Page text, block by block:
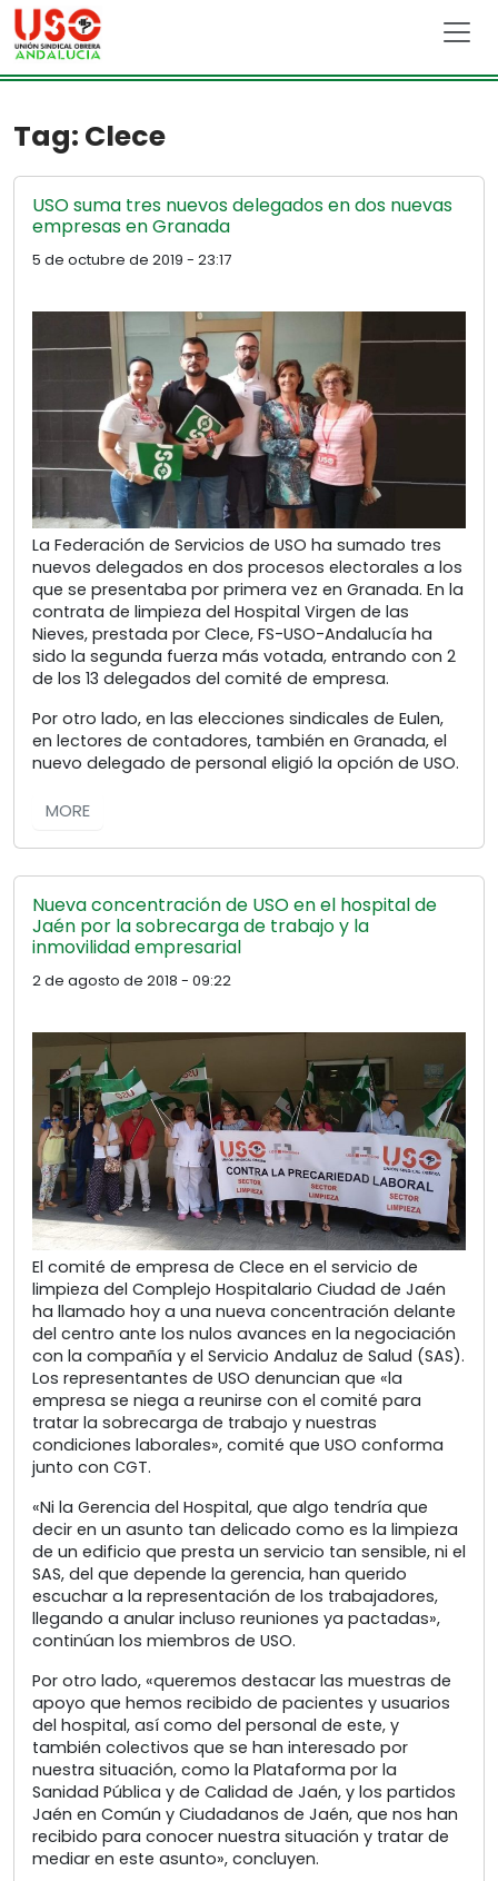
Skip to main content
Tag: Clece
USO suma tres nuevos delegados en dos nuevas
empresas en Granada
5 de octubre de 2019 - 23:17
La Federación de Servicios de USO ha sumado tres
nuevos delegados en dos procesos electorales a los
que se presentaba por primera vez en Granada. En la
contrata de limpieza del Hospital Virgen de las
Nieves, prestada por Clece, FS-USO-Andalucía ha
sido la segunda fuerza más votada, entrando con 2
de los 13 delegados del comité de empresa.
Por otro lado, en las elecciones sindicales de Eulen,
en lectores de contadores, también en Granada, el
nuevo delegado de personal eligió la opción de USO.
MORE
Nueva concentración de USO en el hospital de
Jaén por la sobrecarga de trabajo y la
inmovilidad empresarial
2 de agosto de 2018 - 09:22
El comité de empresa de Clece en el servicio de
limpieza del Complejo Hospitalario Ciudad de Jaén
ha llamado hoy a una nueva concentración delante
del centro ante los nulos avances en la negociación
con la compañía y el Servicio Andaluz de Salud (SAS).
Los representantes de USO denuncian que «la
empresa se niega a reunirse con el comité para
tratar la sobrecarga de trabajo y nuestras
condiciones laborales», comité que USO conforma
junto con CGT.
«Ni la Gerencia del Hospital, que algo tendría que
decir en un asunto tan delicado como es la limpieza
de un edificio que presta un servicio tan sensible, ni el
SAS, del que depende la gerencia, han querido
escuchar a la representación de los trabajadores,
llegando a anular incluso reuniones ya pactadas»,
continúan los miembros de USO.
Por otro lado, «queremos destacar las muestras de
apoyo que hemos recibido de pacientes y usuarios
del hospital, así como del personal de este, y
también colectivos que se han interesado por
nuestra situación, como la Plataforma por la
Sanidad Pública y de Calidad de Jaén, y los partidos
Jaén en Común y Ciudadanos de Jaén, que nos han
recibido para conocer nuestra situación y tratar de
mediar en este asunto», concluyen.